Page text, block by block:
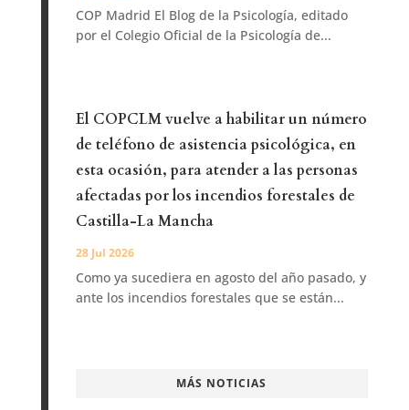
COP Madrid El Blog de la Psicología, editado
por el Colegio Oficial de la Psicología de...
El COPCLM vuelve a habilitar un número
de teléfono de asistencia psicológica, en
esta ocasión, para atender a las personas
afectadas por los incendios forestales de
Castilla-La Mancha
28 Jul 2026
Como ya sucediera en agosto del año pasado, y
ante los incendios forestales que se están...
MÁS NOTICIAS